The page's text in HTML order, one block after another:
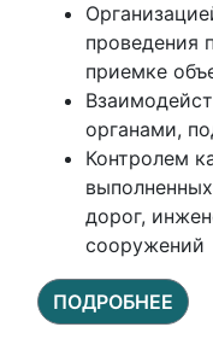
проведения
приемке
органами,
Контролем
дорог,
сооружений
ПОДРОБНЕЕ